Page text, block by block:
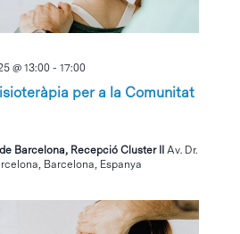
per a la Comunitat
@ 13:00 -17:00
Barcelona, Recepció Cluster IIAv. Dr.
Barcelona, Espanya